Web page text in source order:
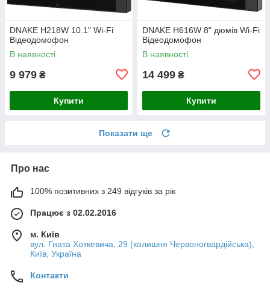
DNAKE H218W 10.1" Wi-Fi
Відеодомофон
В наявності
9 979 ₴
Купити
DNAKE H616W 8" дюмів Wi-Fi
Відеодомофон
В наявності
14 499 ₴
Купити
Показати ще
Про нас
100% позитивних з 249 відгуків за рік
Працює з 02.02.2016
м. Київ
вул. Гната Хоткевича, 29 (колишня Червоногвардійська),
Київ, Україна
Контакти